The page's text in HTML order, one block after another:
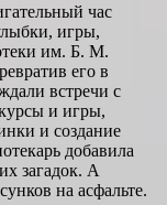
час
игры,
им. Б. М.
его в
встречи с
и игры,
и создание
добавила
загадок. А
на асфальте.